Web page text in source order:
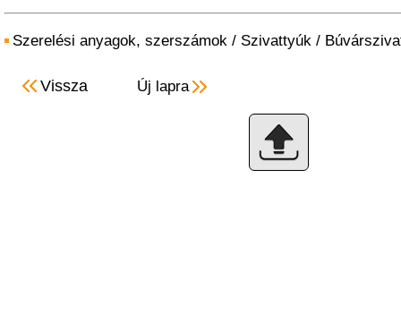
Szerelési anyagok, szerszámok / Szivattyúk /
Vissza Új lapra